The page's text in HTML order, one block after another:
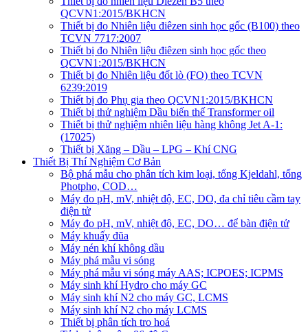
QCVN1:2015/BKHCN
Thiết bị đo Nhiên liệu điêzen sinh học gốc (B100) theo
TCVN 7717:2007
Thiết bị đo Nhiên liệu điêzen sinh học gốc theo
QCVN1:2015/BKHCN
Thiết bị đo Nhiên liệu đốt lò (FO) theo TCVN
6239:2019
Thiết bị đo Phụ gia theo QCVN1:2015/BKHCN
Thiết bị thử nghiệm Dầu biến thế Transformer oil
Thiết bị thử nghiệm nhiên liệu hàng không Jet A-1:
(17025)
Thiết bị Xăng – Dầu – LPG – Khí CNG
Thiết Bị Thí Nghiệm Cơ Bản
Bộ phá mẫu cho phân tích kim loại, tổng Kjeldahl, tổng
Photpho, COD…
Máy đo pH, mV, nhiệt độ, EC, DO, đa chỉ tiêu cầm tay
điện tử
Máy đo pH, mV, nhiệt độ, EC, DO… để bàn điện tử
Máy khuấy đũa
Máy nén khí không dầu
Máy phá mẫu vi sóng
Máy phá mẫu vi sóng máy AAS; ICPOES; ICPMS
Máy sinh khí Hydro cho máy GC
Máy sinh khí N2 cho máy GC, LCMS
Máy sinh khí N2 cho máy LCMS
Thiết bị phân tích tro hoá